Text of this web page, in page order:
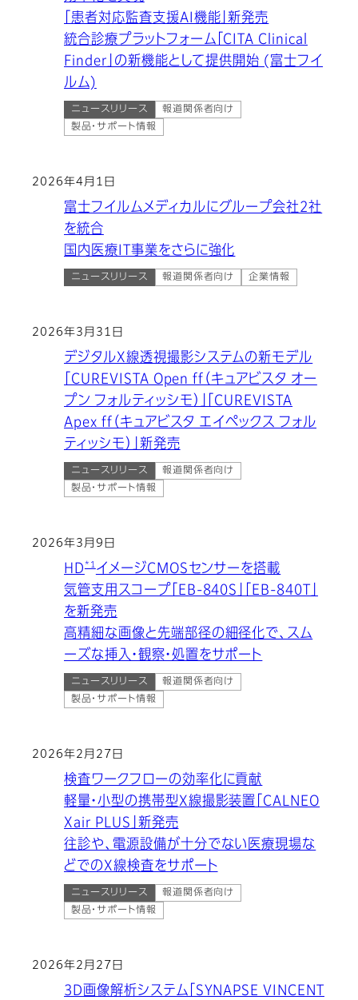
「患者対応監査支援AI機能」新発売
統合診療プラットフォーム「CITA Clinical
Finder」の新機能として提供開始 (富士フイ
ルム)
ニュースリリース
報道関係者向け
製品・サポート情報
2026年4月1日
富士フイルムメディカルにグループ会社2社
を統合
国内医療IT事業をさらに強化
ニュースリリース 報道関係者向け 企業情報
2026年3月31日
デジタルX線透視撮影システムの新モデル
「CUREVISTA Open ff（キュアビスタ オー
プン フォルティッシモ）」「CUREVISTA
Apex ff（キュアビスタ エイペックス フォル
ティッシモ）」新発売
ニュースリリース
報道関係者向け
製品・サポート情報
2026年3月9日
HD *1イメージCMOSセンサーを搭載
気管支用スコープ「EB-840S」「EB-840T」
を新発売
高精細な画像と先端部径の細径化で、スム
ーズな挿入・観察・処置をサポート
ニュースリリース
報道関係者向け
製品・サポート情報
2026年2月27日
検査ワークフローの効率化に貢献
軽量・小型の携帯型X線撮影装置「CALNEO
Xair PLUS」新発売
往診や、電源設備が十分でない医療現場な
どでのX線検査をサポート
ニュースリリース
報道関係者向け
製品・サポート情報
2026年2月27日
3D画像解析システム「SYNAPSE VINCENT